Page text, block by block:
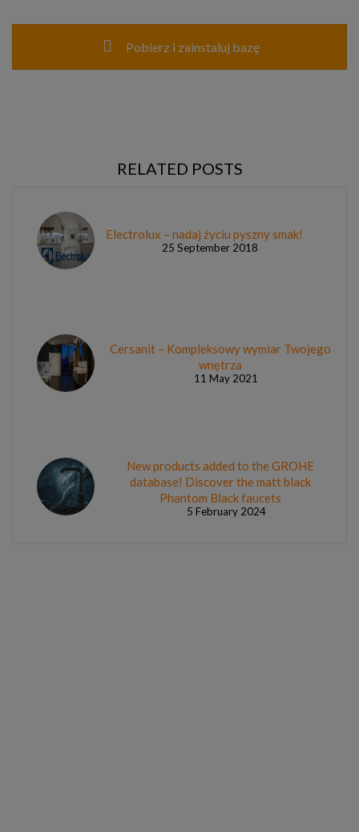
Pobierz i zainstaluj bazę
RELATED POSTS
Electrolux – nadaj życiu pyszny smak!
25 September 2018
Cersanit – Kompleksowy wymiar Twojego
wnętrza
11 May 2021
New products added to the GROHE
database! Discover the matt black
Phantom Black faucets
5 February 2024